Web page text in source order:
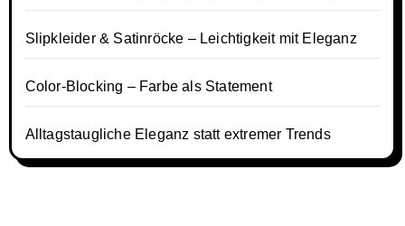
Slipkleider & Satinröcke – Leichtigkeit mit Eleganz
Color-Blocking – Farbe als Statement
Alltagstaugliche Eleganz statt extremer Trends